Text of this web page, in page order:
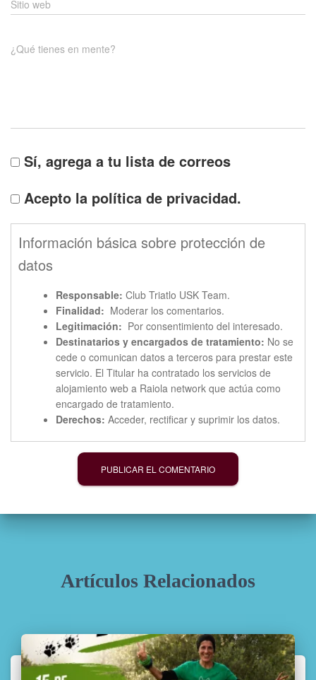
Sitio web
¿Qué tienes en mente?
Sí, agrega a tu lista de correos
Acepto la política de privacidad.
Información básica sobre protección de
datos
Responsable: Club Triatlo USK Team.
Finalidad: Moderar los comentarios.
Legitimación: Por consentimiento del interesado.
Destinatarios y encargados de tratamiento: No se
cede o comunican datos a terceros para prestar este
servicio. El Titular ha contratado los servicios de
alojamiento web a Raiola network que actúa como
encargado de tratamiento.
Derechos: Acceder, rectificar y suprimir los datos.
Artículos Relacionados